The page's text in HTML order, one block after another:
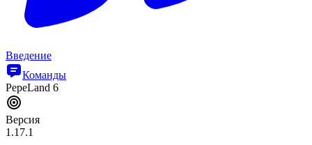
Введение
Команды
PepeLand 6
Версия
1.17.1